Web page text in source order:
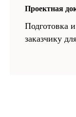
Проектная
Подготовка
заказчику